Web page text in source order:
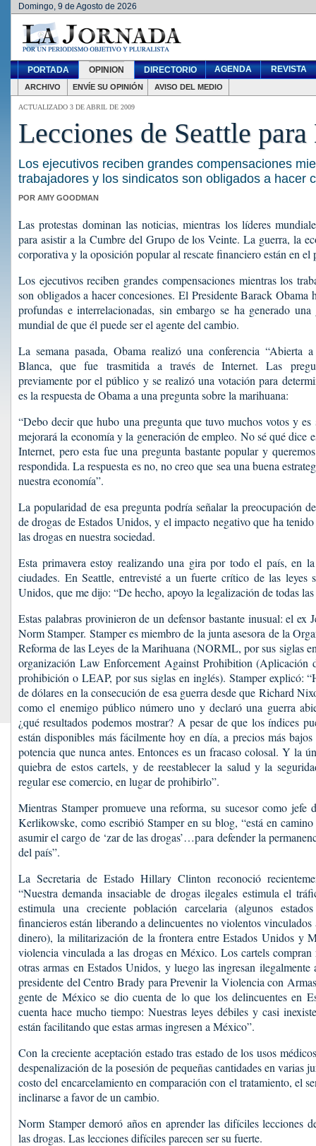
Domingo, 9 de Agosto de 2026
PORTADA OPINION DIRECTORIO AGENDA REVISTA
ARCHIVO ENVÍE SU OPINIÓN AVISO DEL MEDIO
ACTUALIZADO 3 DE ABRIL DE 2009
Lecciones de Seattle
Los ejecutivos reciben grandes compensaciones
trabajadores y los sindicatos son obligados a hacer
POR AMY GOODMAN
Las protestas dominan las noticias, mientras los líderes
para asistir a la Cumbre del Grupo de los Veinte. La guerra, la
corporativa y la oposición popular al rescate financiero están en el
Los ejecutivos reciben grandes compensaciones mientras los
son obligados a hacer concesiones. El Presidente Barack Obama
profundas e interrelacionadas, sin embargo se ha generado
mundial de que él puede ser el agente del cambio.
La semana pasada, Obama realizó una conferencia “Abierta
Blanca, que fue trasmitida a través de Internet. Las
previamente por el público y se realizó una votación para
es la respuesta de Obama a una pregunta sobre la marihuana:
“Debo decir que hubo una pregunta que tuvo muchos votos y
mejorará la economía y la generación de empleo. No sé qué dice
Internet, pero esta fue una pregunta bastante popular y
respondida. La respuesta es no, no creo que sea una buena
nuestra economía”.
La popularidad de esa pregunta podría señalar la preocupación
de drogas de Estados Unidos, y el impacto negativo que ha
las drogas en nuestra sociedad.
Esta primavera estoy realizando una gira por todo el país, en
ciudades. En Seattle, entrevisté a un fuerte crítico de las leyes
Unidos, que me dijo: “De hecho, apoyo la legalización de todas
Estas palabras provinieron de un defensor bastante inusual: el ex
Norm Stamper. Stamper es miembro de la junta asesora de la
Reforma de las Leyes de la Marihuana (NORML, por sus siglas
organización Law Enforcement Against Prohibition (Aplicación
prohibición o LEAP, por sus siglas en inglés). Stamper explicó:
de dólares en la consecución de esa guerra desde que Richard
como el enemigo público número uno y declaró una guerra
¿qué resultados podemos mostrar? A pesar de que los índices
están disponibles más fácilmente hoy en día, a precios más
potencia que nunca antes. Entonces es un fracaso colosal. Y la
quiebra de estos cartels, y de reestablecer la salud y la
regular ese comercio, en lugar de prohibirlo”.
Mientras Stamper promueve una reforma, su sucesor como jefe
Kerlikowske, como escribió Stamper en su blog, “está en
asumir el cargo de ‘zar de las drogas’…para defender la
del país”.
La Secretaria de Estado Hillary Clinton reconoció
“Nuestra demanda insaciable de drogas ilegales estimula el
estimula una creciente población carcelaria (algunos
financieros están liberando a delincuentes no violentos vinculados
dinero), la militarización de la frontera entre Estados Unidos y
violencia vinculada a las drogas en México. Los cartels
otras armas en Estados Unidos, y luego las ingresan
presidente del Centro Brady para Prevenir la Violencia con
gente de México se dio cuenta de lo que los delincuentes en
cuenta hace mucho tiempo: Nuestras leyes débiles y casi
están facilitando que estas armas ingresen a México”.
Con la creciente aceptación estado tras estado de los usos
despenalización de la posesión de pequeñas cantidades en varias
costo del encarcelamiento en comparación con el tratamiento, el
inclinarse a favor de un cambio.
Norm Stamper demoró años en aprender las difíciles lecciones
las drogas. Las lecciones difíciles parecen ser su fuerte.